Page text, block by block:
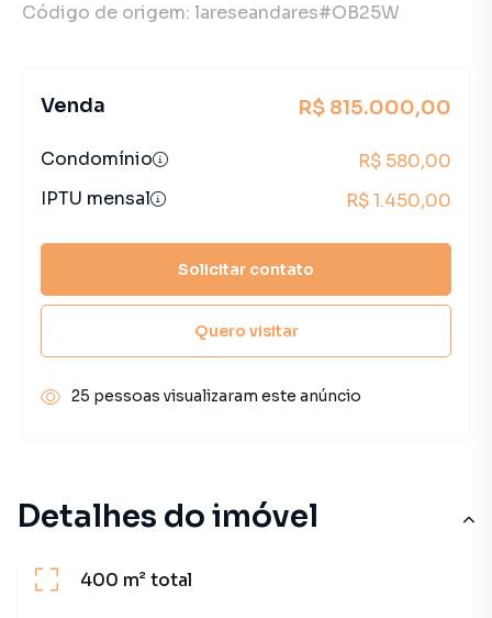
Detalhes do imóvel
400 m²total
Código de origem: lareseandares#OB25W
Venda R$ 815.000,00
Condomínio
R$ 580,00
IPTU mensal
R$ 1.450,00
Solicitar contato
Quero visitar
25 pessoas visualizaram este anúncio